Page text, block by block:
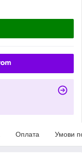
Оплата Умови